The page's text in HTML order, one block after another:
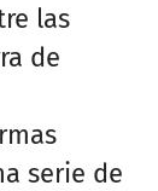
las
de
serie de